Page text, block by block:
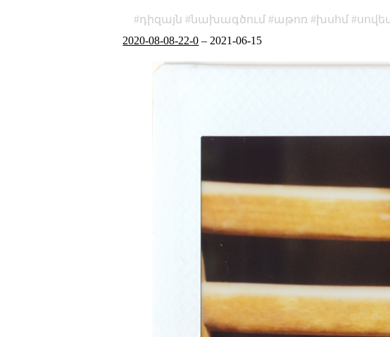
դիզայն նախագծում աթոռ խսհմ
2020-08-08-22-0 – 2021-06-15